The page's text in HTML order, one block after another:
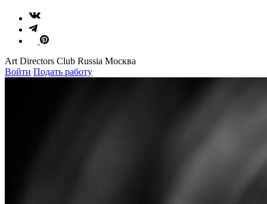
Art Directors Club Russia Москва
Войти Подать работу